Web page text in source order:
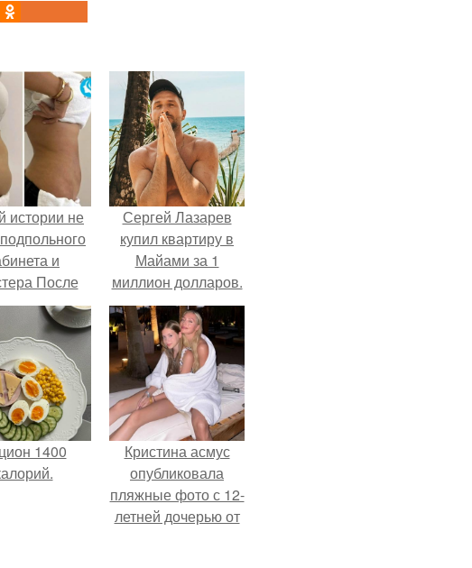
истории не
и
После
Курсов".
Сергей Лазарев
купил квартиру в
Майами за 1
миллион долларов.
1400
Кристина асмус
опубликовала
пляжные фото с 12-
летней дочерью от